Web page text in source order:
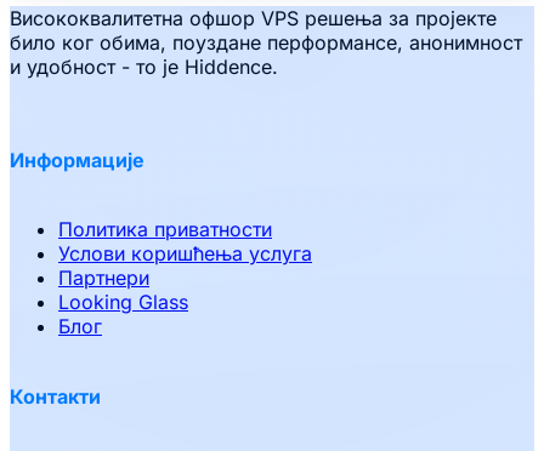
Висококвалитетна офшор VPS решења за пројекте
било ког обима, поуздане перформансе, анонимност
и удобност - то је Hiddence.
Информације
Политика приватности
Услови коришћења услуга
Партнери
Looking Glass
Блог
Контакти